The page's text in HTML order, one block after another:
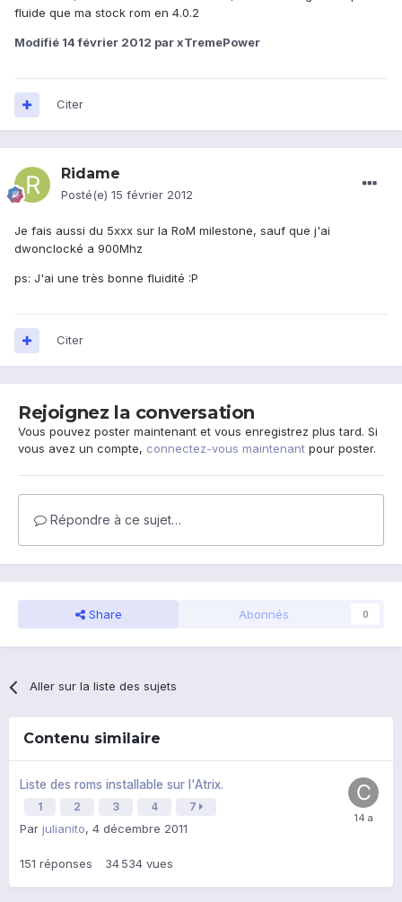
fluide que ma stock rom en 4.0.2
Modifié 14 février 2012 par xTremePower
Citer
Ridame
Posté(e) 15 février 2012
Je fais aussi du 5xxx sur la RoM milestone, sauf que j'ai
dwonclocké a 900Mhz
ps: J'ai une très bonne fluidité :P
Citer
Rejoignez la conversation
Vous pouvez poster maintenant et vous enregistrez plus tard. Si
vous avez un compte, connectez-vous maintenant pour poster.
Répondre à ce sujet…
Share Abonnés 0
Aller sur la liste des sujets
Contenu similaire
Liste des roms installable sur l'Atrix.
1 2 3 4 7
Par julianito, 4 décembre 2011
151 réponses 34 534 vues